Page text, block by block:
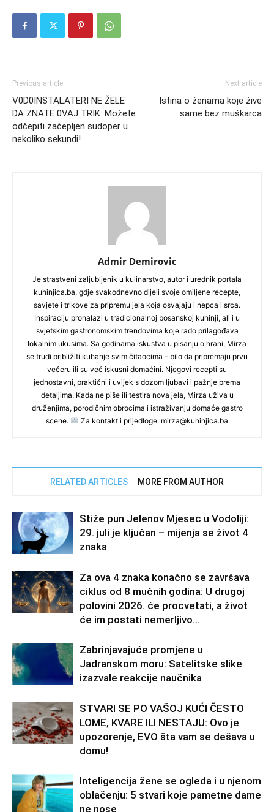
Previous article
V0D0INSTALATERI NE ŽELE
DA ZNATE 0VAJ TRIK: Možete
odčepiti začepljen sudoper u
nekoliko sekundi!
Next article
Istina o ženama koje žive
same bez muškarca
Admir Demirovic
Je strastveni zaljubljenik u kulinarstvo, autor i urednik portala
kuhinjica.ba, gdje svakodnevno dijeli svoje omiljene recepte,
savjete i trikove za pripremu jela koja osvajaju i nepca i srca.
Inspiraciju pronalazi u tradicionalnoj bosanskoj kuhinji, ali i u
svjetskim gastronomskim trendovima koje rado prilagođava
lokalnim ukusima. Sa godinama iskustva u pisanju o hrani, Mirza
se trudi približiti kuhanje svim čitaocima – bilo da pripremaju prvu
večeru ili su već iskusni domaćini. Njegovi recepti su
jednostavni, praktični i uvijek s dozom ljubavi i pažnje prema
detaljima. Kada ne piše ili testira nova jela, Mirza uživa u
druženjima, porodičnim obrocima i istraživanju domaće gastro
scene.
Za kontakt i prijedloge: mirza@kuhinjica.ba
RELATED ARTICLES MORE FROM AUTHOR
Stiže pun Jelenov Mjesec u Vodoliji:
29. juli je ključan – mijenja se život 4
znaka
Za ova 4 znaka konačno se završava
ciklus od 8 mučnih godina: U drugoj
polovini 2026. će procvetati, a život
će im postati nemerljivo...
Zabrinjavajuće promjene u
Jadranskom moru: Satelitske slike
izazvale reakcije naučnika
STVARI SE PO VAŠOJ KUĆI ČESTO
LOME, KVARE ILI NESTAJU: Ovo je
upozorenje, EVO šta vam se dešava u
domu!
Inteligencija žene se ogleda i u njenom
oblačenju: 5 stvari koje pametne dame
ne nose